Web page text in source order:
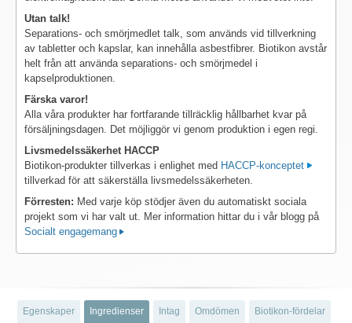
Utan talk!
Separations- och smörjmedlet talk, som används vid tillverkning
av tabletter och kapslar, kan innehålla asbestfibrer. Biotikon avstår
helt från att använda separations- och smörjmedel i
kapselproduktionen.
Färska varor!
Alla våra produkter har fortfarande tillräcklig hållbarhet kvar på
försäljningsdagen. Det möjliggör vi genom produktion i egen regi.
Livsmedelssäkerhet HACCP
Biotikon-produkter tillverkas i enlighet med HACCP-konceptet
tillverkad för att säkerställa livsmedelssäkerheten.
Förresten: Med varje köp stödjer även du automatiskt sociala
projekt som vi har valt ut. Mer information hittar du i vår blogg på
Socialt engagemang
Egenskaper Ingredienser Intag Omdömen Biotikon-fördelar